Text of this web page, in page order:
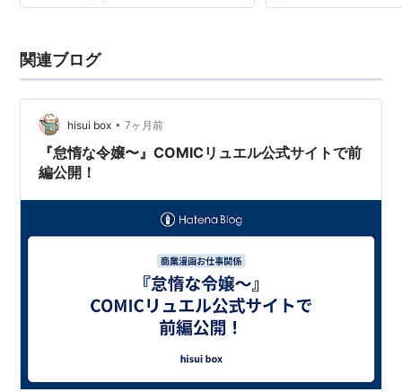
関連ブログ
hisui box • 7ヶ月前
『怠惰な令嬢〜』COMICリュエル公式サイトで前
編公開！